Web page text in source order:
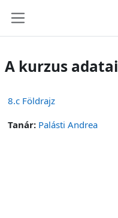
A kurzus adatai
8.c Földrajz
Tanár: Palásti Andrea